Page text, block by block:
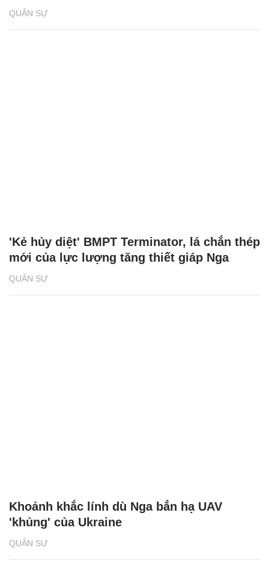
QUÂN SỰ
QUÂN SỰ
'Kẻ hủy diệt' BMPT Terminator, lá chắn thép
mới của lực lượng tăng thiết giáp Nga
QUÂN SỰ
Khoảnh khắc lính dù Nga bắn hạ UAV
'khủng' của Ukraine